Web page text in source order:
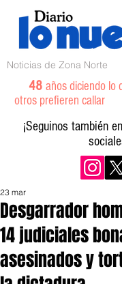
Noticias de Zona Norte
48 años diciendo lo
otros prefieren callar
¡Seguinos también
Desgarrador
14 judiciales
asesinados y
23 mar